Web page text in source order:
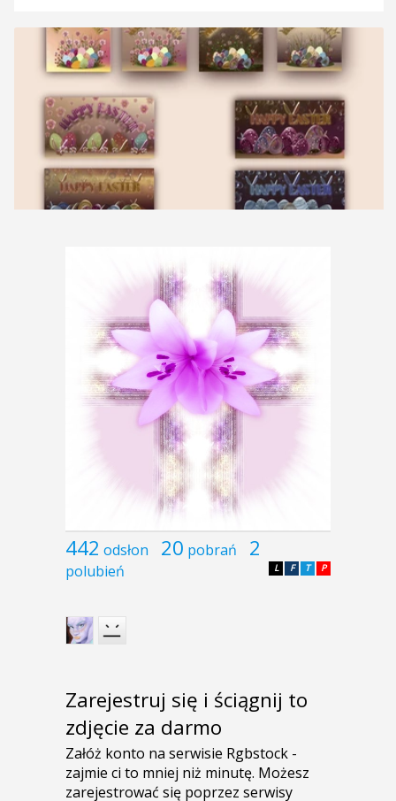
442 odsłon 20 pobrań 2
polubień P
T
F
L
Zarejestruj się i ściągnij to
zdjęcie za darmo